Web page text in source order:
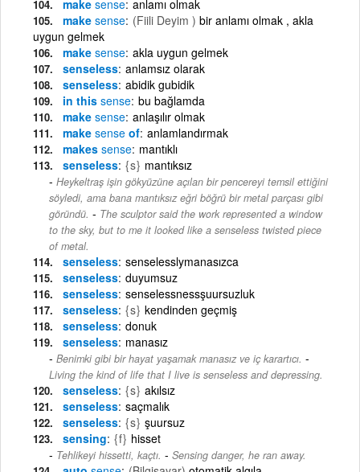
make sense anlamı olmak
make sense (Fiili Deyim ) bir anlamı olmak , akla
uygun gelmek
make sense akla uygun gelmek
senseless anlamsız olarak
senseless abidik gubidik
in this sense bu bağlamda
make sense anlaşılır olmak
make sense of anlamlandırmak
makes sense mantıklı
senseless {s} mantıksız
Heykeltraş işin gökyüzüne açılan bir pencereyi temsil ettiğini
söyledi, ama bana mantıksız eğri böğrü bir metal parçası gibi
göründü. - The sculptor said the work represented a window
to the sky, but to me it looked like a senseless twisted piece
of metal.
senseless senselesslymanasızca
senseless duyumsuz
senseless senselessnessşuursuzluk
senseless {s} kendinden geçmiş
senseless donuk
senseless manasız
Benimki gibi bir hayat yaşamak manasız ve iç karartıcı. -
Living the kind of life that I live is senseless and depressing.
senseless {s} akılsız
senseless saçmalık
senseless {s} şuursuz
sensing {f} hisset
Tehlikeyi hissetti, kaçtı. - Sensing danger, he ran away.